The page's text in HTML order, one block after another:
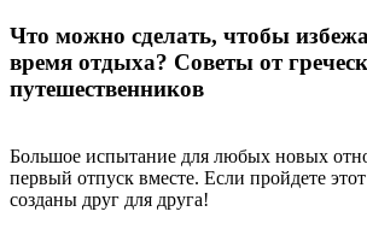
Что можно сделать, чтобы
время отдыха? Советы от
путешественников
Большое испытание для любых новых
первый отпуск вместе. Если пройдете
созданы друг для друга!